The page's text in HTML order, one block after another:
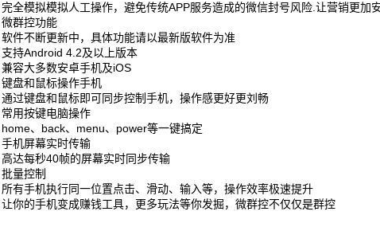
完全模拟模拟人工操作，避免传统APP服务造成的微信封号风险.让营销更加
微群控功能
软件不断更新中，具体功能请以最新版软件为准
支持Android 4.2及以上版本
兼容大多数安卓手机及iOS
键盘和鼠标操作手机
通过键盘和鼠标即可同步控制手机，操作感更好更刘畅
常用按键电脑操作
home、back、menu、power等一键搞定
手机屏幕实时传输
高达每秒40帧的屏幕实时同步传输
批量控制
所有手机执行同一位置点击、滑动、输入等，操作效率极速提升
让你的手机变成赚钱工具，更多玩法等你发掘，微群控不仅仅是群控